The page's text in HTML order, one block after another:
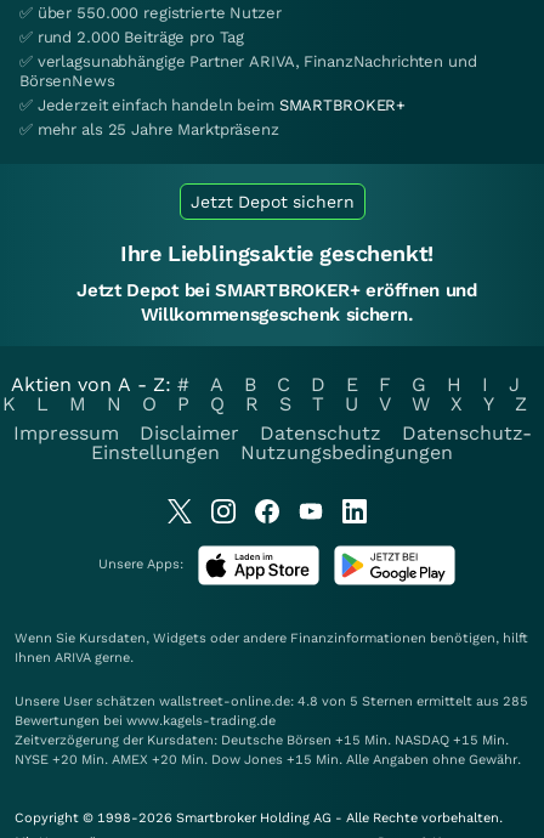
✅ über 550.000 registrierte Nutzer
✅ rund 2.000 Beiträge pro Tag
✅ verlagsunabhängige Partner ARIVA, FinanzNachrichten und
BörsenNews
✅ Jederzeit einfach handeln beim SMARTBROKER+
✅ mehr als 25 Jahre Marktpräsenz
Jetzt Depot sichern
Ihre Lieblingsaktie geschenkt!
Jetzt Depot bei SMARTBROKER+ eröffnen und
Willkommensgeschenk sichern.
Aktien von A - Z: # A B C D E F G H I
J
K
L M N O P Q R S T U V W X Y
Z
Impressum
Disclaimer Datenschutz
Datenschutz-
Einstellungen
Nutzungsbedingungen
Unsere Apps:
Wenn Sie Kursdaten, Widgets oder andere Finanzinformationen benötigen, hilft
Ihnen ARIVA gerne.
Unsere User schätzen wallstreet-online.de: 4.8 von 5 Sternen ermittelt aus 285
Bewertungen bei www.kagels-trading.de
Zeitverzögerung der Kursdaten: Deutsche Börsen +15 Min. NASDAQ +15 Min.
NYSE +20 Min. AMEX +20 Min. Dow Jones +15 Min. Alle Angaben ohne Gewähr.
Copyright © 1998-2026 Smartbroker Holding AG - Alle Rechte vorbehalten.